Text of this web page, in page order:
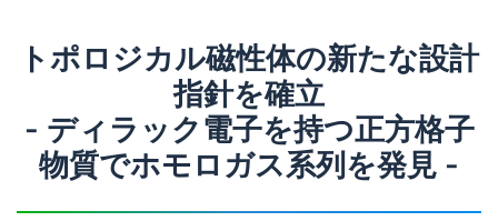
トポロジカル磁性体の新たな設計
指針を確立
- ディラック電子を持つ正方格子
物質でホモロガス系列を発見 -